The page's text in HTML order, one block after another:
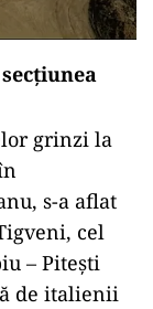
grinzi la
s-a aflat
cel
– Pitești
de italienii